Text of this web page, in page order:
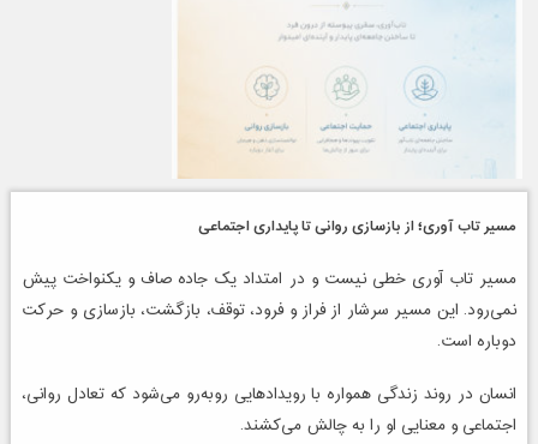
مسیر تاب آوری؛ از بازسازی روانی تا پایداری اجتماعی
مسیر تاب آوری خطی نیست و در امتداد یک جاده صاف و یکنواخت پیش
نمی‌رود. این مسیر سرشار از فراز و فرود، توقف، بازگشت، بازسازی و حرکت
دوباره است.
انسان در روند زندگی همواره با رویدادهایی روبه‌رو می‌شود که تعادل روانی،
اجتماعی و معنایی او را به چالش می‌کشند.